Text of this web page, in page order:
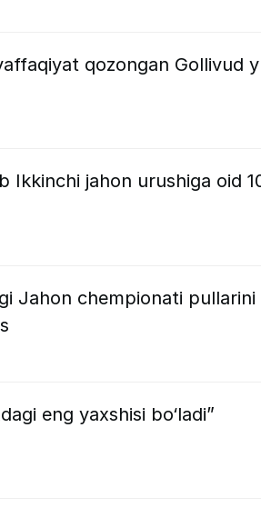
qozongan Gollivud
Ikkinchi jahon urushiga oid
Jahon chempionati pullarini
eng yaxshisi bo‘ladi”